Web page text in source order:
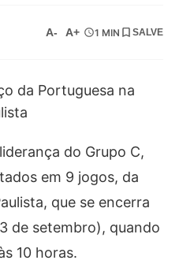
A- A+ 1 MIN SALVE
do Grupo C,
em 9 jogos, da
que se encerra
de setembro), quando
10 horas.